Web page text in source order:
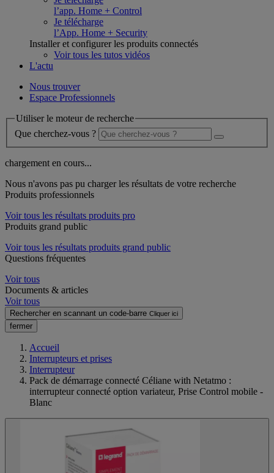
l’app. Home + Control
Je télécharge
l’App. Home + Security
Installer et configurer les produits connectés
Voir tous les tutos vidéos
L'actu
Nous trouver
Espace Professionnels
Utiliser le moteur de recherche
Que cherchez-vous ?
chargement en cours...
Nous n'avons pas pu charger les résultats de votre recherche
Produits professionnels
Voir tous les résultats produits pro
Produits grand public
Voir tous les résultats produits grand public
Questions fréquentes
Voir tous
Documents & articles
Voir tous
Rechercher en scannant un code-barre Cliquer ici
fermer
Accueil
Interrupteurs et prises
Interrupteur
Pack de démarrage connecté Céliane with Netatmo :
interrupteur connecté option variateur, Prise Control mobile -
Blanc